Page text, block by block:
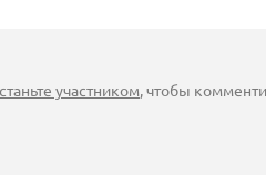
станьте участником, чтобы